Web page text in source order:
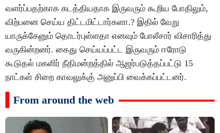
வளர்ப்பதற்காக கடத்தியதாக இருவரும் கூறிய போதிலும்,
விற்பனை செய்ய திட்டமிட்டார்களா.? இதில் வேறு
யாருக்கேனும் தொடர்புள்ளதா எனவும் போலீசார் விசாரித்து
வருகின்றனர். கைது செய்யப்பட்ட இருவரும் ஈரோடு
கூடுதல் மகளிர் நீதிமன்றத்தில் ஆஜர்படுத்தப்பட்டு 15
நாட்கள் சிறை காவலுக்கு் அனுப்பி வைக்கப்பட்டனர்.
From around the web